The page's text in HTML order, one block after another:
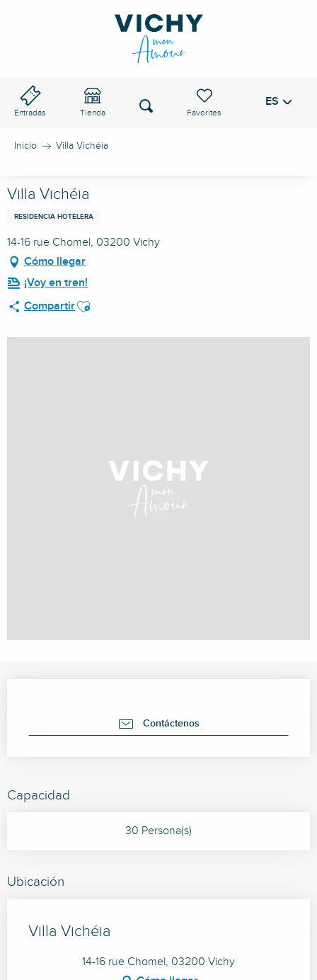
Entradas Tienda
Voir les favoris
Buscar ES
Inicio Villa Vichéia
Villa Vichéia
RESIDENCIA HOTELERA
14-16 rue Chomel, 03200 Vichy
Cómo llegar
¡Voy en tren!
CompartirAjouter aux favoris
Contáctenos
Capacidad
30 Persona(s)
Ubicación
Villa Vichéia
14-16 rue Chomel, 03200 Vichy